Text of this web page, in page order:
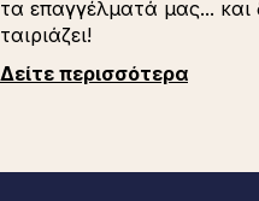
τα επαγγέλματά μας... και
ταιριάζει!
Δείτε περισσότερα